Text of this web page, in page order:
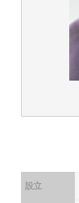
設立